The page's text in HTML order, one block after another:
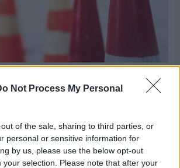
Not Process My Personal
of the sale, sharing to third parties, or
personal or sensitive information for
by us, please use the below opt-out
your selection. Please note that after your
σε τρεις οδούς του